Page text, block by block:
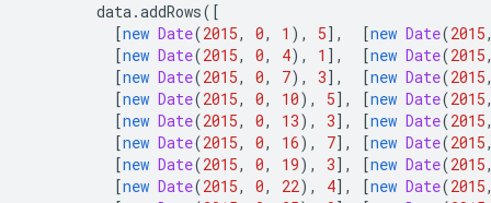
data.addRows([
[new Date(2015, 0, 1 ), 5], [new Date(2015
[new Date(2015, 0, 4), 1 ], [new Date(2015
[new Date(2015, 0, 7), 3], [new Date(2015
[new Date(2015, 0, 10), 5], [new Date(2015
[new Date(2015, 0, 13), 3], [new Date(2015
[new Date(2015, 0, 16), 7], [new Date(2015
[new Date(2015, 0, 19), 3], [new Date(2015
[new Date(2015, 0, 22), 4], [new Date(2015